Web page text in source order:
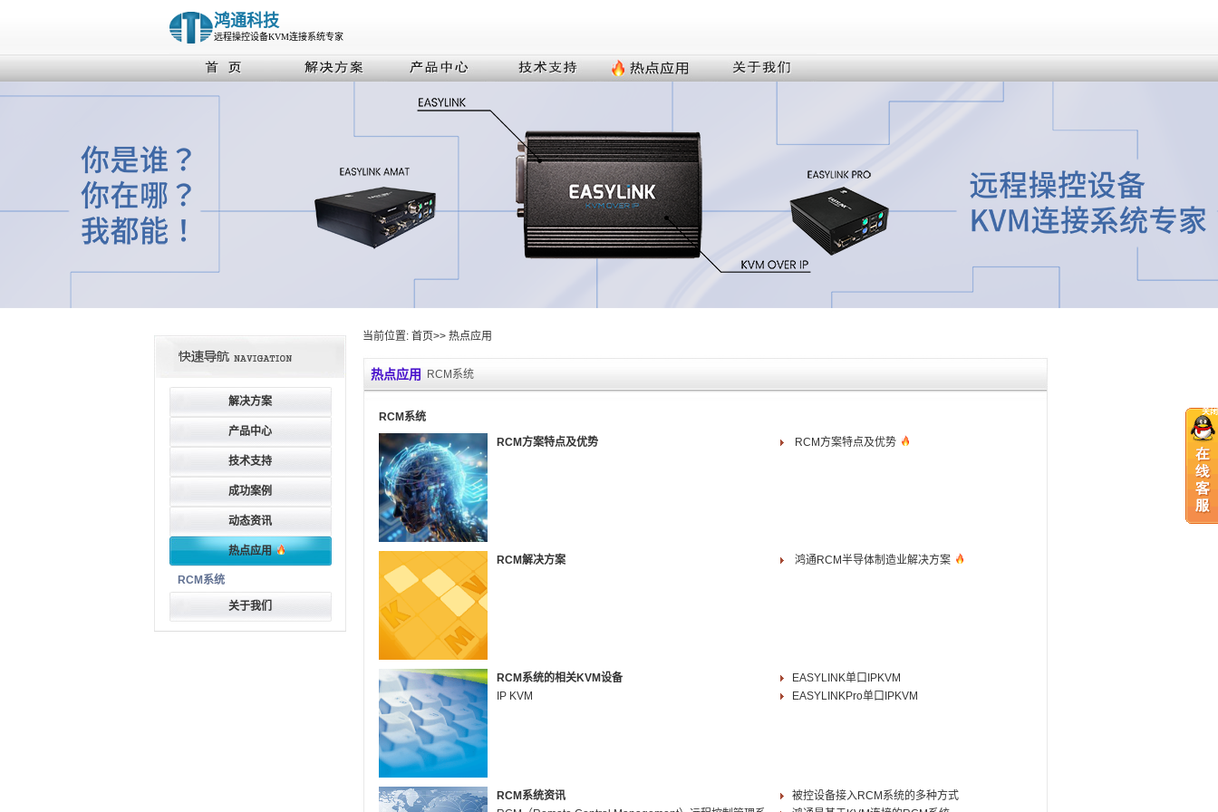
鸿通科技
远程操控设备KVM连接系统专家
解决方案
产品中心
技术支持
成功案例
动态资讯
热点应用
RCM系统
关于我们
当前位置: 首页>> 热点应用
热点应用 RCM系统
RCM系统
RCM方案特点及优势
RCM方案特点及优势
RCM解决方案 鸿通RCM半导体制造业解决方案
RCM系统的相关KVM设备
IP KVM
EASYLINK单口IPKVM
EASYLINKPro单口IPKVM
RCM系统资讯
被控设备接入RCM系统的多种方式
关闭